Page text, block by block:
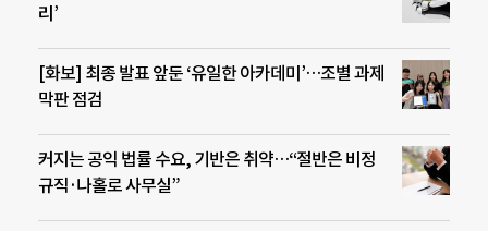
리’
[화보] 최종 발표 앞둔 ‘유일한 아카데미’…조별 과제
막판 점검
커지는 공익 법률 수요, 기반은 취약…“절반은 비정
규직·나홀로 사무실”